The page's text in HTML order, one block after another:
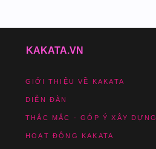
KAKATA.VN
GIỚI THIỆU VỀ KAKATA
DIỄN ĐÀN
THẮC MẮC - GÓP Ý XÂY DỰNG
HOẠT ĐỘNG KAKATA